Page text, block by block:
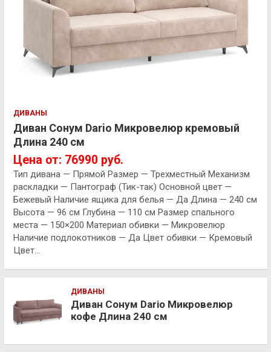
ДИВАНЫ
Диван Сонум Dario Микровелюр кремовый
Длина 240 см
Цена от: 76990 руб.
Тип дивана — Прямой Размер — Трехместный Механизм
раскладки — Пантограф (Тик-так) Основной цвет —
Бежевый Наличие ящика для белья — Да Длина — 240 см
Высота — 96 см Глубина — 110 см Размер спального
места — 150×200 Материал обивки — Микровелюр
Наличие подлокотников — Да Цвет обивки — Кремовый
Цвет…
ДИВАНЫ
Диван Сонум Dario Микровелюр
кофе Длина 240 см